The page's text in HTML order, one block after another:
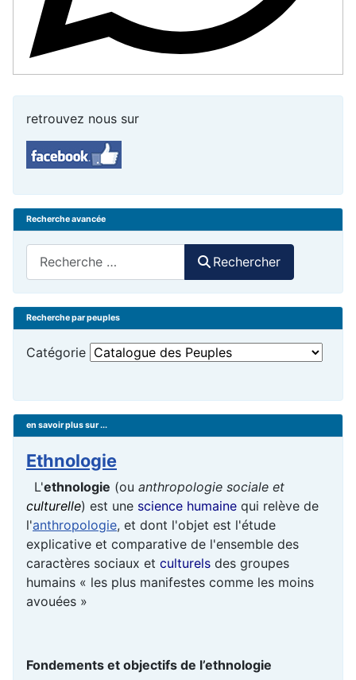
retrouvez nous sur
Recherche avancée
Rechercher
Recherche par peuples
Catégorie
en savoir plus sur ...
Ethnologie
L'ethnologie (ou anthropologie sociale et
culturelle) est une science humaine qui relève de
l'anthropologie, et dont l'objet est l'étude
explicative et comparative de l'ensemble des
caractères sociaux et culturels des groupes
humains « les plus manifestes comme les moins
avouées »
Fondements et objectifs de l’ethnologie